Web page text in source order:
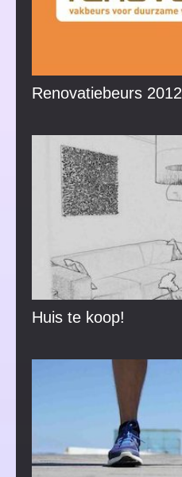
Renovatiebeurs 2012
Huis te koop!